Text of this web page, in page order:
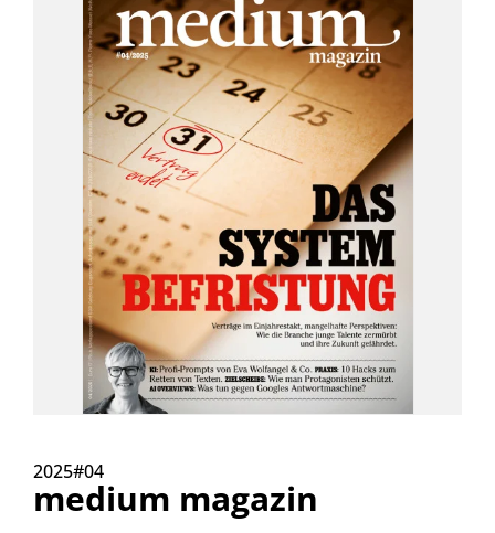
2025#04
medium magazin